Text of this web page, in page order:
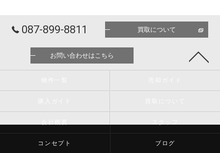
087-899-8811 買取について
お問い合わせはこちら
コンセプト ブログ